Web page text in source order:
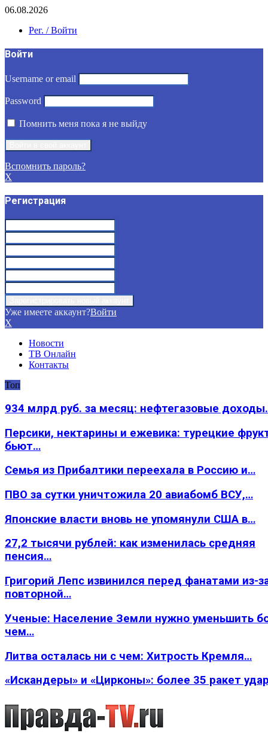
06.08.2026
Рег. / Войти
Войти
Username or email
Password
Помнить меня пока я не выйду
Вспомнить пароль?
X
Регистрация
Уже имеете аккаунт?Войти
X
Новости
ТВ Онлайн
Контакты
Топ
934 млрд руб. за месяц: нефтегазовые
Персики, нектарины и ежевика: турецкие
бьют…
Семья из Прибалтики переехала в Россию и…
ПВО за сутки уничтожила 20 авиабомб ВСУ,…
Японские власти вновь не упомянули США в…
27,2 тысячи рублей: как изменилась средняя
пенсия…
Григорий Лепс извинился перед фанатами из-
повторной…
Ученые: Население Земли нужно уменьшить
чем…
Литва осталась ни с чем: Хитрость Кремля…
«Искандеры» и «Цирконы»: более 35 ракет